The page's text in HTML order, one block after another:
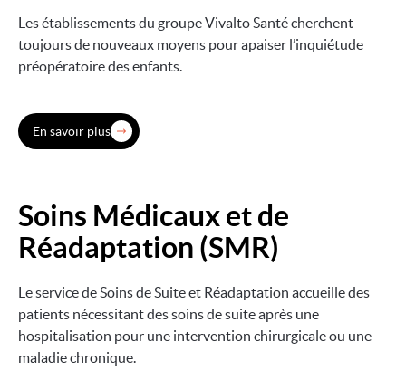
Les établissements du groupe Vivalto Santé cherchent
toujours de nouveaux moyens pour apaiser l’inquiétude
préopératoire des enfants.
En savoir plus
Image
Soins Médicaux et de
Réadaptation (SMR)
Le service de Soins de Suite et Réadaptation accueille des
patients nécessitant des soins de suite après une
hospitalisation pour une intervention chirurgicale ou une
maladie chronique.